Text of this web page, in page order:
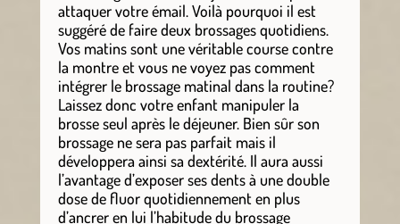
attaquer votre émail. Voilà pourquoi il est
suggéré de faire deux brossages quotidiens.
Vos matins sont une véritable course contre
la montre et vous ne voyez pas comment
intégrer le brossage matinal dans la routine?
Laissez donc votre enfant manipuler la
brosse seul après le déjeuner. Bien sûr son
brossage ne sera pas parfait mais il
développera ainsi sa dextérité. Il aura aussi
l’avantage d’exposer ses dents à une double
dose de fluor quotidiennement en plus
d’ancrer en lui l’habitude du brossage